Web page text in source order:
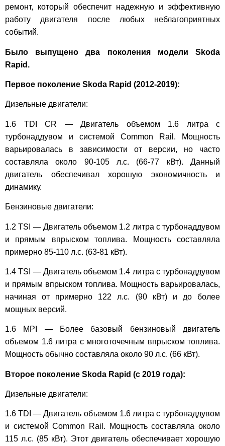
ремонт, который обеспечит надежную и эффективную
работу двигателя после любых неблагоприятных
событий.
Было выпущено два поколения модели Skoda
Rapid.
Первое поколение Skoda Rapid (2012-2019):
Дизельные двигатели:
1.6 TDI CR — Двигатель объемом 1.6 литра с
турбонаддувом и системой Common Rail. Мощность
варьировалась в зависимости от версии, но часто
составляла около 90-105 л.с. (66-77 кВт). Данный
двигатель обеспечивал хорошую экономичность и
динамику.
Бензиновые двигатели:
1.2 TSI — Двигатель объемом 1.2 литра с турбонаддувом
и прямым впрыском топлива. Мощность составляла
примерно 85-110 л.с. (63-81 кВт).
1.4 TSI — Двигатель объемом 1.4 литра с турбонаддувом
и прямым впрыском топлива. Мощность варьировалась,
начиная от примерно 122 л.с. (90 кВт) и до более
мощных версий.
1.6 MPI — Более базовый бензиновый двигатель
объемом 1.6 литра с многоточечным впрыском топлива.
Мощность обычно составляла около 90 л.с. (66 кВт).
Второе поколение Skoda Rapid (с 2019 года):
Дизельные двигатели:
1.6 TDI — Двигатель объемом 1.6 литра с турбонаддувом
и системой Common Rail. Мощность составляла около
115 л.с. (85 кВт). Этот двигатель обеспечивает хорошую